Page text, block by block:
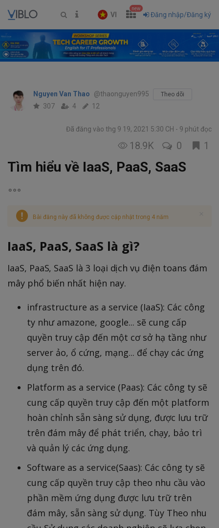
VI
new
Đăng nhập/Đăng ký
Nguyen Van Thao @thaonguyen995 Theo dõi
307 4 12
Đã đăng vào thg 9 19, 2021 5:30 CH 9 phút đọc
18.9K 0 1
Tìm hiểu về IaaS, PaaS, SaaS
Bài đăng này đã không được cập nhật trong 4 năm
IaaS, PaaS, SaaS là gì?
IaaS, PaaS, SaaS là 3 loại dịch vụ điện toans đám
mây phổ biến nhất hiện nay.
infrastructure as a service (IaaS): Các công
ty như amazone, google... sẽ cung cấp
quyền truy cập đến một cơ sở hạ tầng như
server ảo, ổ cứng, mạng... để chạy các ứng
dụng trên đó.
Platform as a service (Paas): Các công ty sẽ
cung cấp quyền truy cập đến một platform
hoàn chỉnh sẵn sàng sử dụng, được lưu trữ
trên đám mây để phát triển, chạy, bảo trì
và quản lý các ứng dụng.
Software as a service(Saas): Các công ty sẽ
cung cấp quyền truy cập theo nhu cầu vào
phần mềm ứng dụng được lưu trữ trên
đám mây, sẵn sàng sử dụng. Tùy Theo nhu